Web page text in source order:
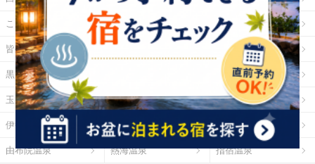
こんぴら温泉 三朝温泉 玉造温泉
皆生温泉 湯原温泉 別府温泉
黒川温泉 酸ヶ湯温泉
玉川温泉 日光湯元温泉 箱根温泉
伊勢・鳥羽温泉 志摩温泉 大歩危祖谷温泉
由布院温泉 熱海温泉 指宿温泉